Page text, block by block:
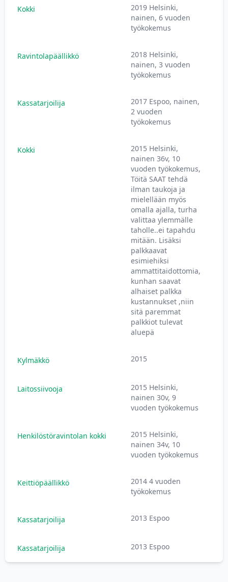
Kokki
2019 Helsinki,
nainen, 6 vuoden
työkokemus
Ravintolapäällikkö
2018 Helsinki,
nainen, 3 vuoden
työkokemus
Kassatarjoilija
2017 Espoo, nainen,
2 vuoden
työkokemus
Kokki
2015 Helsinki,
nainen 36v, 10
vuoden työkokemus,
Töitä SAAT tehdä
ilman taukoja ja
mielellään myös
omalla ajalla, turha
valittaa ylemmälle
taholle..ei tapahdu
mitään. Lisäksi
palkkaavat
esimiehiksi
ammattitaidottomia,
kunhan saavat
alhaiset palkka
kustannukset ,niin
sitä paremmat
palkkiot tulevat
aluepä
Kylmäkkö 2015
Laitossiivooja
2015 Helsinki,
nainen 30v, 9
vuoden työkokemus
Henkilöstöravintolan kokki
2015 Helsinki,
nainen 34v, 10
vuoden työkokemus
Keittiöpäällikkö
2014 4 vuoden
työkokemus
Kassatarjoilija 2013 Espoo
Kassatarjoilija 2013 Espoo